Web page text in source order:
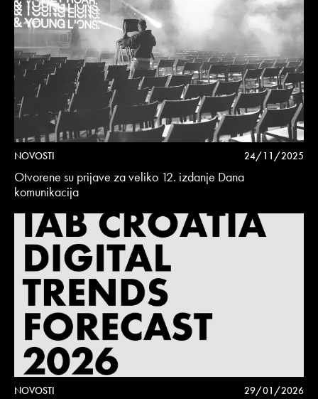
NOVOSTI 24/11/2025
Otvorene su prijave za veliko 12. izdanje Dana
komunikacija
NOVOSTI 29/01/2026